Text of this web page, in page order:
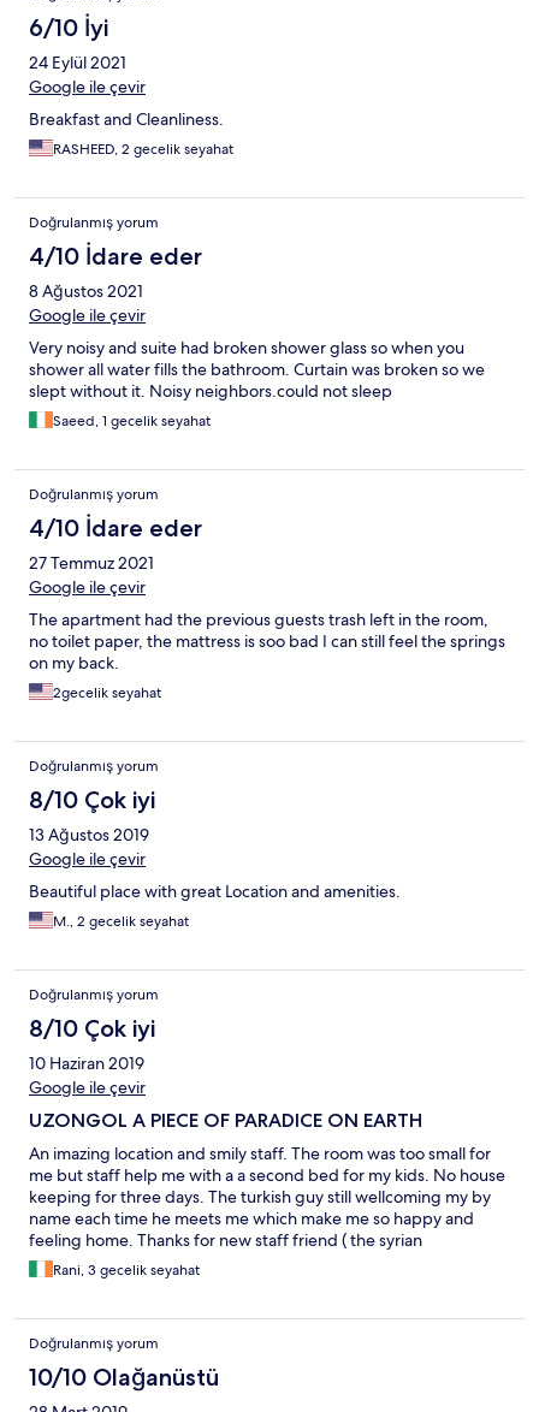
6/10 İyi
24 Eylül 2021
Google ile çevir
Breakfast and Cleanliness.
RASHEED, 2 gecelik seyahat
Doğrulanmış yorum
4/10 İdare eder
8 Ağustos 2021
Google ile çevir
Very noisy and suite had broken shower glass so when you
shower all water fills the bathroom. Curtain was broken so we
slept without it. Noisy neighbors.could not sleep
Saeed, 1 gecelik seyahat
Doğrulanmış yorum
4/10 İdare eder
27 Temmuz 2021
Google ile çevir
The apartment had the previous guests trash left in the room,
no toilet paper, the mattress is soo bad I can still feel the springs
on my back.
2gecelik seyahat
Doğrulanmış yorum
8/10 Çok iyi
13 Ağustos 2019
Google ile çevir
Beautiful place with great Location and amenities.
M., 2 gecelik seyahat
Doğrulanmış yorum
8/10 Çok iyi
10 Haziran 2019
Google ile çevir
UZONGOL A PIECE OF PARADICE ON EARTH
An imazing location and smily staff. The room was too small for
me but staff help me with a a second bed for my kids. No house
keeping for three days. The turkish guy still wellcoming my by
name each time he meets me which make me so happy and
feeling home. Thanks for new staff friend ( the syrian
Mohammad)🌹
Rani, 3 gecelik seyahat
Doğrulanmış yorum
10/10 Olağanüstü